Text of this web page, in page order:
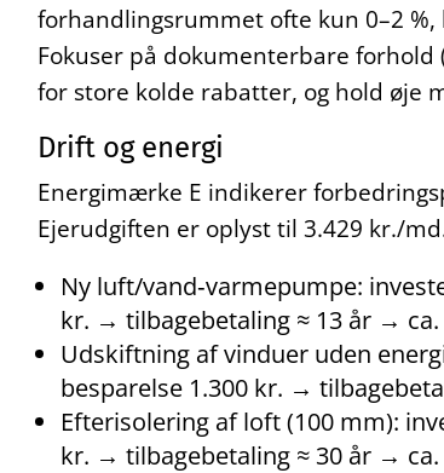
forhandlingsrummet ofte kun 0–2
Fokuser på dokumenterbare
for store kolde rabatter, og hold øje
Drift og energi
Energimærke E indikerer
Ejerudgiften er oplyst til 3.429 kr./
Ny luft/vand‑varmepumpe:
kr. → tilbagebetaling ≈ 13 år → ca.
Udskiftning af vinduer uden
besparelse 1.300 kr. →
Efterisolering af loft (100 mm):
kr. → tilbagebetaling ≈ 30 år → ca.